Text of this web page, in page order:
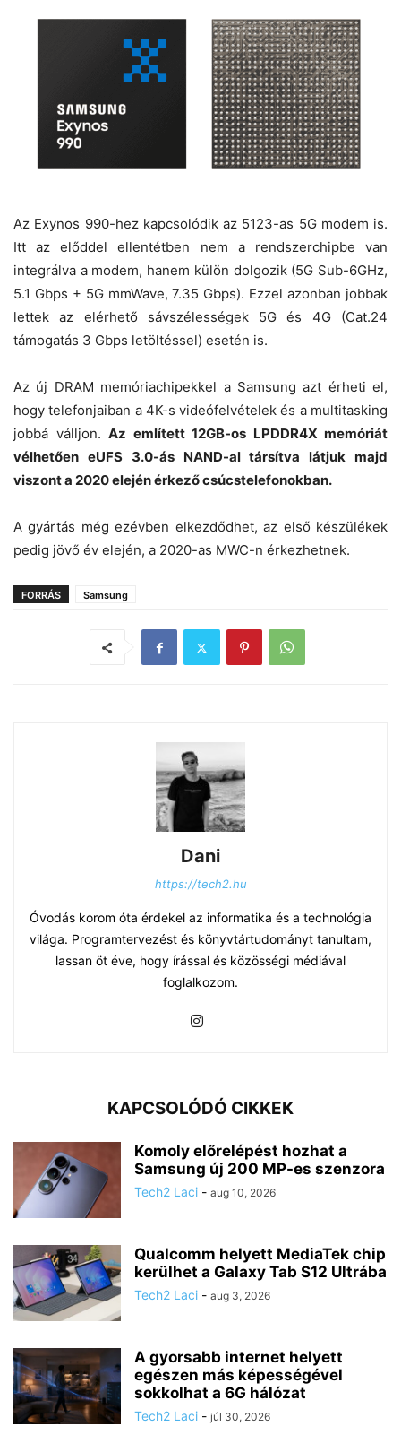
Az Exynos 990-hez kapcsolódik az 5123-as 5G modem is.
Itt az előddel ellentétben nem a rendszerchipbe van
integrálva a modem, hanem külön dolgozik (5G Sub-6GHz,
5.1 Gbps + 5G mmWave, 7.35 Gbps). Ezzel azonban jobbak
lettek az elérhető sávszélességek 5G és 4G (Cat.24
támogatás 3 Gbps letöltéssel) esetén is.
Az új DRAM memóriachipekkel a Samsung azt érheti el,
hogy telefonjaiban a 4K-s videófelvételek és a multitasking
jobbá válljon. Az említett 12GB-os LPDDR4X memóriát
vélhetően eUFS 3.0-ás NAND-al társítva látjuk majd
viszont a 2020 elején érkező csúcstelefonokban.
A gyártás még ezévben elkezdődhet, az első készülékek
pedig jövő év elején, a 2020-as MWC-n érkezhetnek.
FORRÁS Samsung
Dani
https://tech2.hu
Óvodás korom óta érdekel az informatika és a technológia
világa. Programtervezést és könyvtártudományt tanultam,
lassan öt éve, hogy írással és közösségi médiával
foglalkozom.
KAPCSOLÓDÓ CIKKEK
Komoly előrelépést hozhat a
Samsung új 200 MP-es szenzora
Tech2 Laci - aug 10, 2026
Qualcomm helyett MediaTek chip
kerülhet a Galaxy Tab S12 Ultrába
Tech2 Laci - aug 3, 2026
A gyorsabb internet helyett
egészen más képességével
sokkolhat a 6G hálózat
Tech2 Laci - júl 30, 2026